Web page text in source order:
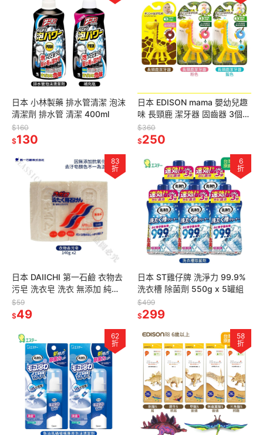
日本 小林製藥 排水管清潔 泡沫
清潔劑 排水管 清潔 400ml
$160
$130
日本 EDISON mama 嬰幼兒趣
味 長頸鹿 潔牙器 固齒器 3個月
以上
$360
$250
83
折
日本 DAIICHI 第一石鹼 衣物去
污皂 洗衣皂 洗衣 無添加 純皂
鹼 140gx2p
$59
$49
6
折
日本 ST雞仔牌 洗淨力 99.9%
洗衣槽 除菌劑 550g x 5罐組
$499
$299
62
折
58
折